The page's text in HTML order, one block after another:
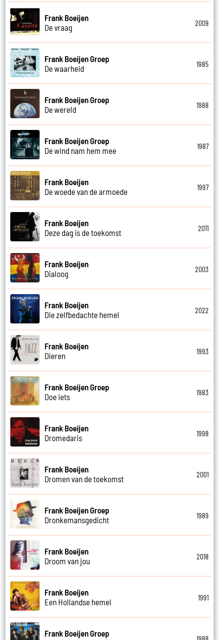
Frank Boeijen
De vraag
2009
Frank Boeijen Groep
De waarheid
1985
Frank Boeijen Groep
De wereld
1988
Frank Boeijen Groep
De wind nam hem mee
1987
Frank Boeijen
De woede van de armoede
1997
Frank Boeijen
Deze dag is de toekomst
2011
Frank Boeijen
Dialoog
2003
Frank Boeijen
Die zelfbedachte hemel
2022
Frank Boeijen
Dieren
1993
Frank Boeijen Groep
Doe iets
1983
Frank Boeijen
Dromedaris
1998
Frank Boeijen
Dromen van de toekomst
2001
Frank Boeijen Groep
Dronkemansgedicht
1989
Frank Boeijen
Droom van jou
2018
Frank Boeijen
Een Hollandse hemel
1991
Frank Boeijen Groep